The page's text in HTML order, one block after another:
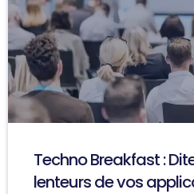
Techno Breakfast :
lenteurs de vos